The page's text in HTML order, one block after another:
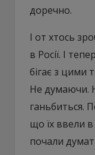
доречно.
І от хтось
в Росії. І
бігає з цими
Не думаючи.
ганьбиться.
що їх ввели
почали